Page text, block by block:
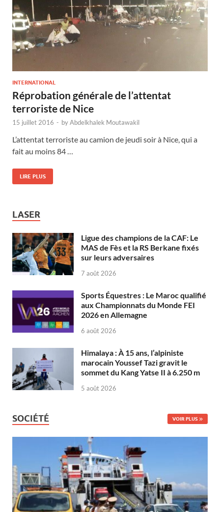
INTERNATIONAL
Réprobation générale de l’attentat
terroriste de Nice
15 juillet 2016 - byAbdelkhalek Moutawakil
L’attentat terroriste au camion de jeudi soir à Nice, qui a
fait au moins 84 …
LIRE PLUS
LASER
Ligue des champions de la CAF: Le
MAS de Fès et la RS Berkane fixés
sur leurs adversaires
7 août 2026
Sports Équestres : Le Maroc qualifié
aux Championnats du Monde FEI
2026 en Allemagne
6 août 2026
Himalaya : À 15 ans, l’alpiniste
marocain Youssef Tazi gravit le
sommet du Kang Yatse II à 6.250 m
5 août 2026
SOCIÉTÉ VOIR PLUS